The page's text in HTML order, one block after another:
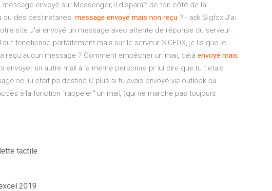
envoyé sur Messenger, il disparaît de ton côté de la
ou des destinataires. message envoyé mais non reçu ? - ask Sigfox J'ai
site J'ai envoyé un message avec attente de réponse du serveur :
fonctionne parfaitement mais sur le serveur SIGFOX, je lis que le
reçu aucun message ? Comment empêcher un mail, déjà envoyé mais
envoyer un autre mail à la meme personne pr lui dire que tu t'etais
ne lui etait pa destiné C plus si tu avais envoyé via outlook ou
à la fonction "rappeler" un mail, (qui ne marche pas toujours
tactile
2019